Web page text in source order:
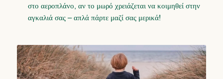
στο αεροπλάνο, αν το μωρό χρειάζεται να κοιμηθεί στην
αγκαλιά σας – απλά πάρτε μαζί σας μερικά!